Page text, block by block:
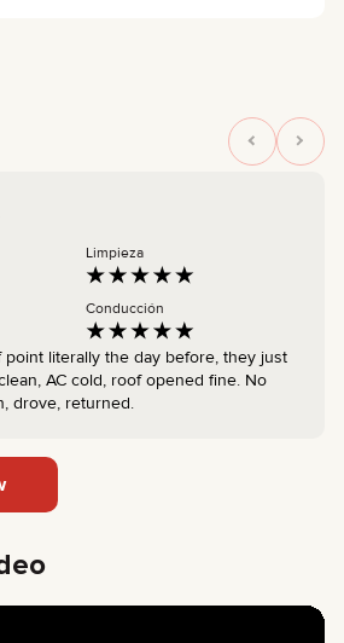
Limpieza
Conducción
literally the day before, they just
AC cold, roof opened fine. No
drove, returned.